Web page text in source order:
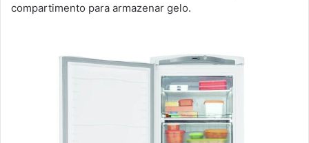
compartimento para armazenar gelo.